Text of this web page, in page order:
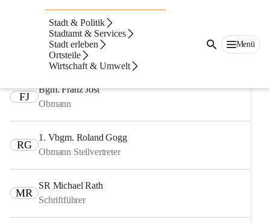
Stadt & Politik
Stadtamt & Services
Stadt erleben
Ortsteile
Wirtschaft & Umwelt
Menü
Fachausschüsse
Ausschuss für Finanzen, Recht und Wirtschaft
FJ
Bgm. Franz Jost
Obmann
RG
1. Vbgm. Roland Gogg
Obmann Stellvertreter
MR
SR Michael Rath
Schriftführer